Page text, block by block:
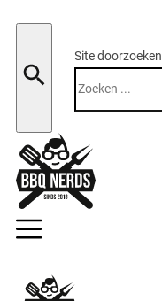
Site doorzoeken